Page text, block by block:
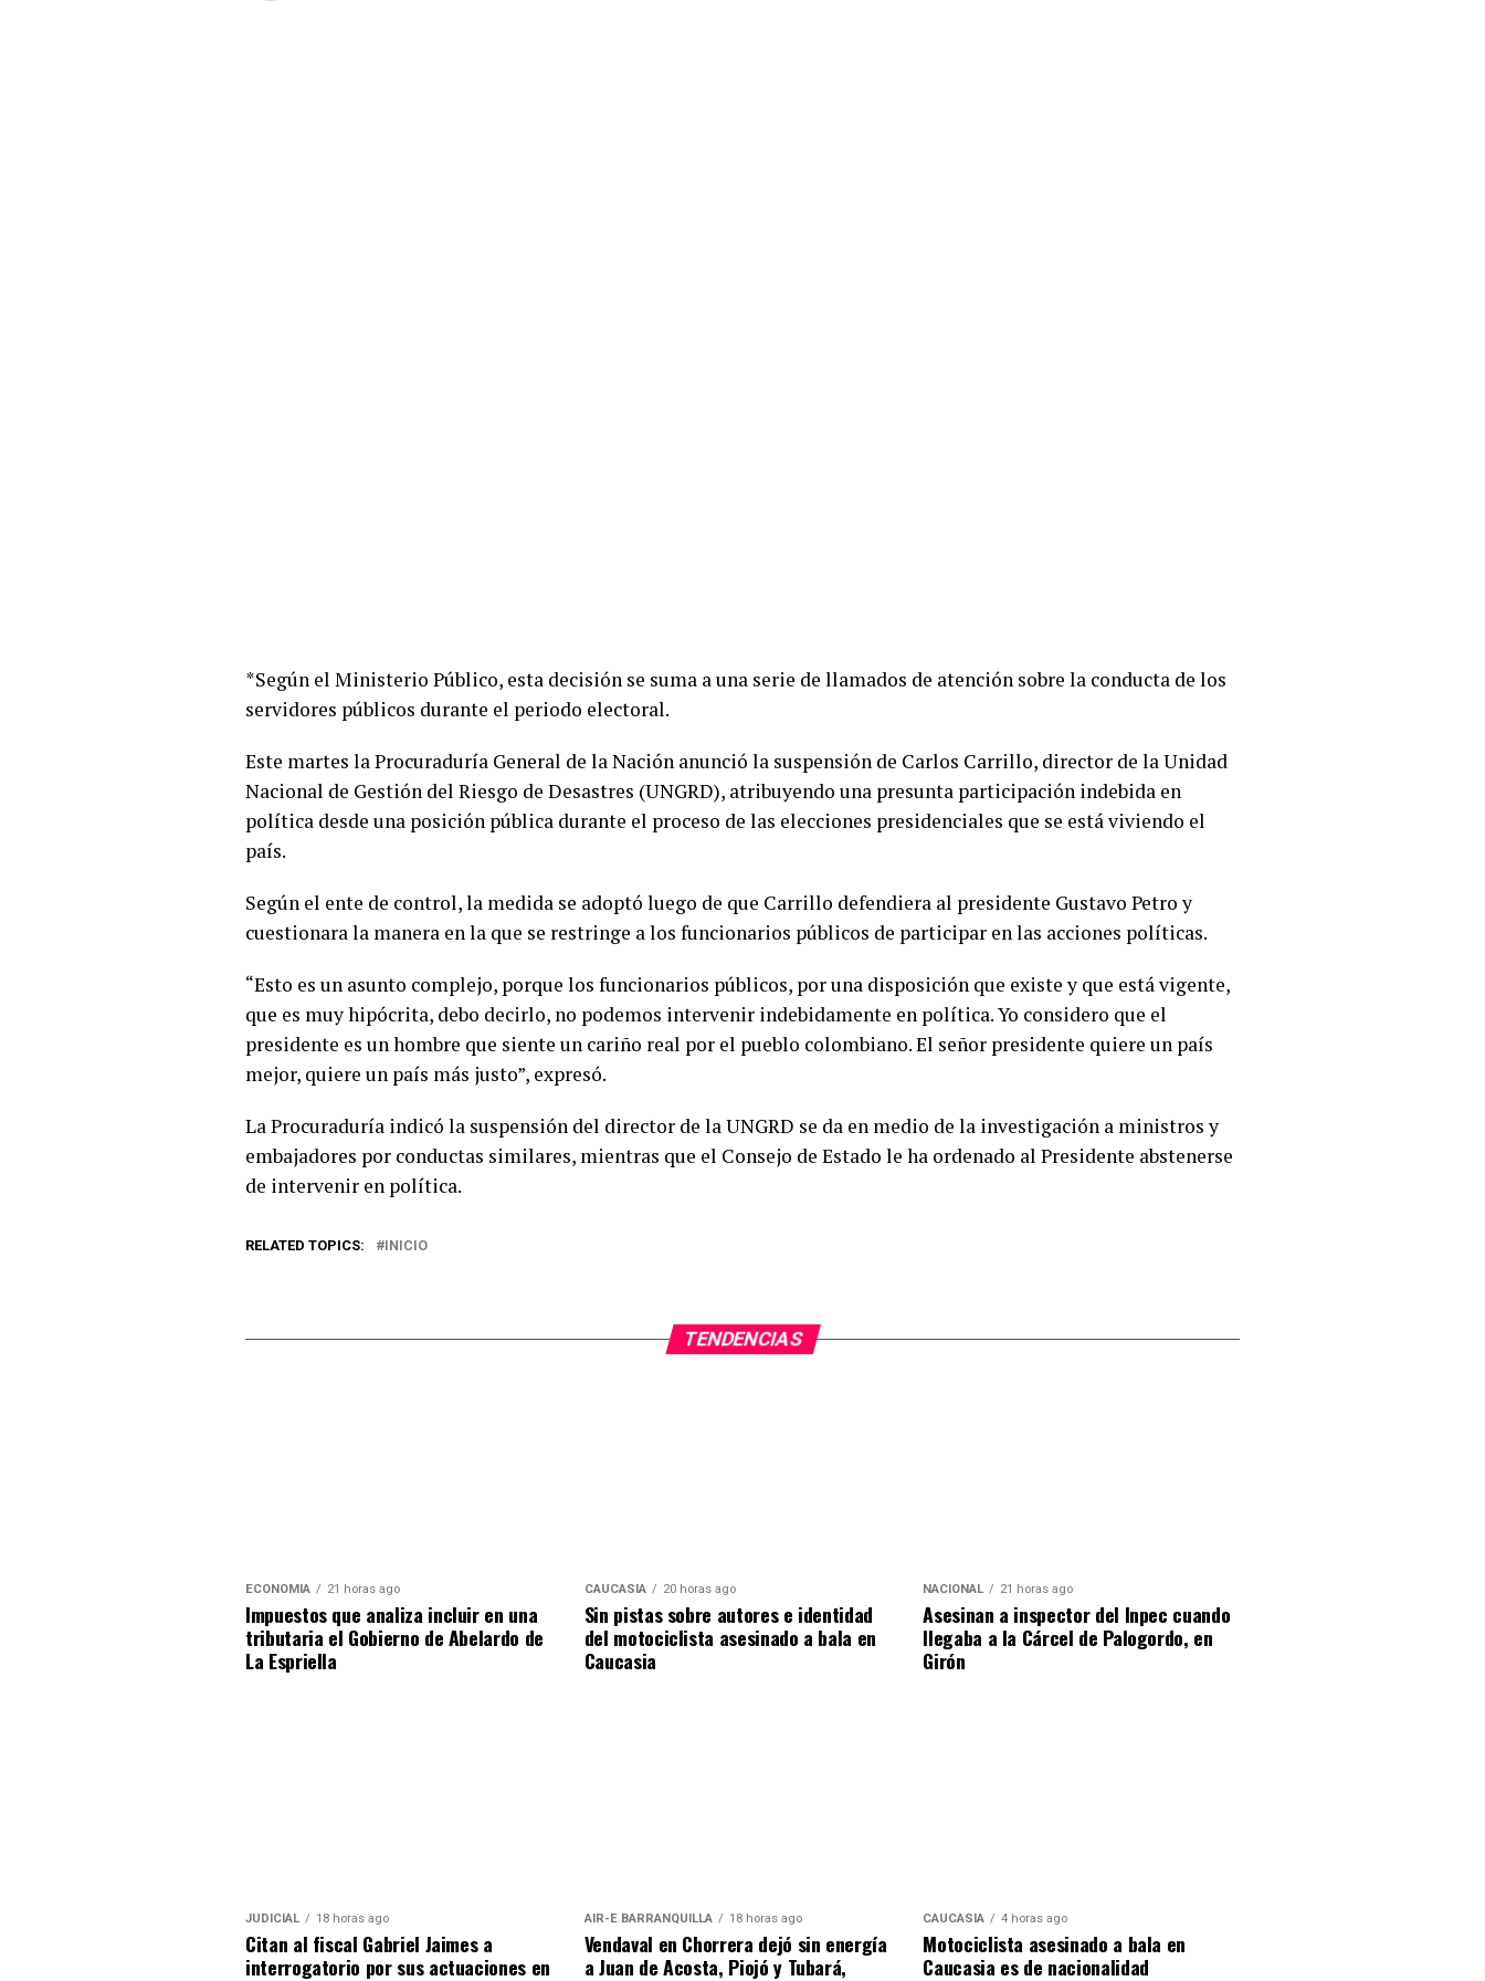
*Según el Ministerio Público, esta decisión se suma a una serie de llamados de atención sobre la conducta de los
servidores públicos durante el periodo electoral.
Este martes la Procuraduría General de la Nación anunció la suspensión de Carlos Carrillo, director de la Unidad
Nacional de Gestión del Riesgo de Desastres (UNGRD), atribuyendo una presunta participación indebida en
política desde una posición pública durante el proceso de las elecciones presidenciales que se está viviendo el
país.
Según el ente de control, la medida se adoptó luego de que Carrillo defendiera al presidente Gustavo Petro y
cuestionara la manera en la que se restringe a los funcionarios públicos de participar en las acciones políticas.
“Esto es un asunto complejo, porque los funcionarios públicos, por una disposición que existe y que está vigente,
que es muy hipócrita, debo decirlo, no podemos intervenir indebidamente en política. Yo considero que el
presidente es un hombre que siente un cariño real por el pueblo colombiano. El señor presidente quiere un país
mejor, quiere un país más justo”, expresó.
La Procuraduría indicó la suspensión del director de la UNGRD se da en medio de la investigación a ministros y
embajadores por conductas similares, mientras que el Consejo de Estado le ha ordenado al Presidente abstenerse
de intervenir en política.
RELATED TOPICS: INICIO
TENDENCIAS
ECONOMIA 21 horas ago
Impuestos que analiza incluir en una
tributaria el Gobierno de Abelardo de
La Espriella
CAUCASIA 20 horas ago
Sin pistas sobre autores e identidad
del motociclista asesinado a bala en
Caucasia
NACIONAL 21 horas ago
Asesinan a inspector del Inpec cuando
llegaba a la Cárcel de Palogordo, en
Girón
JUDICIAL 18 horas ago
Citan al fiscal Gabriel Jaimes a
interrogatorio por sus actuaciones en
AIR-E BARRANQUILLA 18 horas ago
Vendaval en Chorrera dejó sin energía
a Juan de Acosta, Piojó y Tubará,
CAUCASIA 4 horas ago
Motociclista asesinado a bala en
Caucasia es de nacionalidad